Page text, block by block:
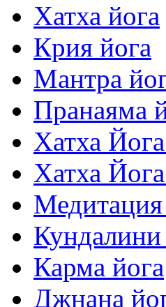
Хатха йога
Крия йога
Мантра
Пранаяма
Хатха
Хатха
Кундалини
Карма йога
Джнана